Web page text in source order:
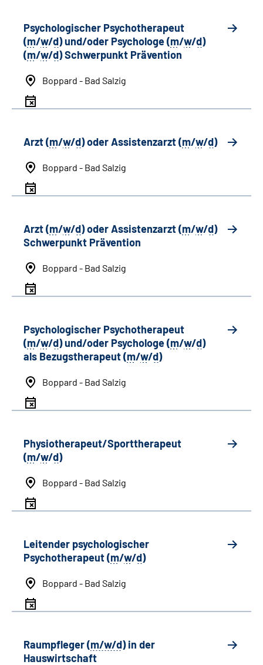
Psychologischer Psychotherapeut
(m/w/d) und/oder Psychologe (m/w/d)
(m/w/d) Schwerpunkt Prävention
Boppard - Bad Salzig
Arzt (m/w/d) oder Assistenzarzt (m/w/d)
Boppard - Bad Salzig
Arzt (m/w/d) oder Assistenzarzt (m/w/d)
Schwerpunkt Prävention
Boppard - Bad Salzig
Psychologischer Psychotherapeut
(m/w/d) und/oder Psychologe (m/w/d)
als Bezugstherapeut (m/w/d)
Boppard - Bad Salzig
Physiotherapeut/Sporttherapeut
(m/w/d)
Boppard - Bad Salzig
Leitender psychologischer
Psychotherapeut (m/w/d)
Boppard - Bad Salzig
Raumpfleger (m/w/d) in der
Hauswirtschaft